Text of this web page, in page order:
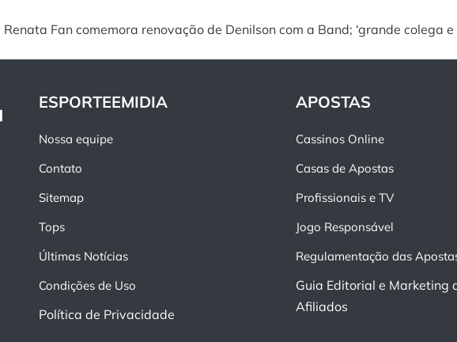
Renata Fan comemora renovação de Denilson com a Band; ‘grande colega
ESPORTEEMIDIA
Nossa equipe
Contato
Sitemap
Tops
Últimas Notícias
Condições de Uso
Política de Privacidade
APOSTAS
Cassinos Online
Casas de Apostas
Profissionais e TV
Jogo Responsável
Regulamentação das
Guia Editorial e Marketing
Afiliados